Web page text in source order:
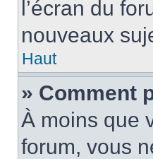
l’écran du
nouveaux
Haut
» Comment
À moins que
forum, vous